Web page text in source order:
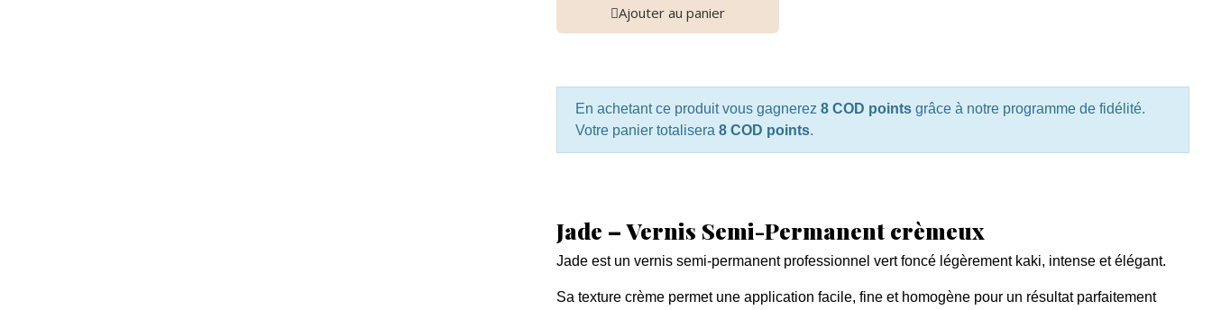
Ajouter au panier
En achetant ce produit vous gagnerez 8 COD pointsgrâce à notre programme de fidélité.
Votre panier totalisera 8 COD points.
Jade – Vernis Semi-Permanent crèmeux
Jade est un vernis semi-permanent professionnel vert foncé légèrement kaki, intense et élégant.
Sa texture crème permet une application facile, fine et homogène pour un résultat parfaitement